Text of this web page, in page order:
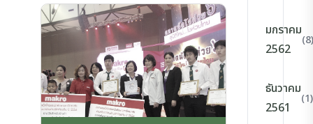
มกราคม
2562
(8)
ธันวาคม
2561
(1)